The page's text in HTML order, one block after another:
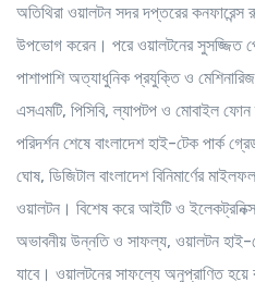
অতিথিরা ওয়ালটন সদর দপ্তরের কনফারেন্স
উপভোগ করেন। পরে ওয়ালটনের সুসজ্জিত
পাশাপাশি অত্যাধুনিক প্রযুক্তি ও
এসএমটি, পিসিবি, ল্যাপটপ ও মোবাইল ফোন
পরিদর্শন শেষে বাংলাদেশ হাই-টেক পার্ক
ঘোষ, ডিজিটাল বাংলাদেশ বিনিমার্ণের
ওয়ালটন। বিশেষ করে আইটি ও
অভাবনীয় উন্নতি ও সাফল্য, ওয়ালটন হাই-
যাবে। ওয়ালটনের সাফল্যে অনুপ্রাণিত হয়ে